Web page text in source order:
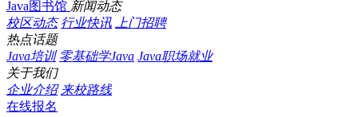
Java图书馆 新闻动态
校区动态 行业快讯
上门招聘
热点话题
Java培训 零基础学Java Java职场就业
关于我们
企业介绍 来校路线
在线报名